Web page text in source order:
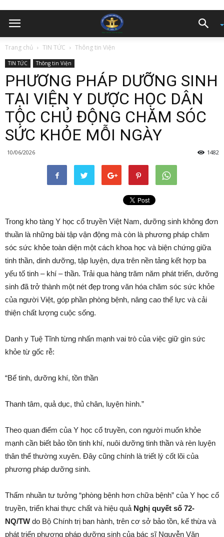
Trang chủ TIN TỨC Thông tin Viện
TIN TỨC Thông tin Viện
PHƯƠNG PHÁP DƯỠNG SINH
TẠI VIỆN Y DƯỢC HỌC DÂN
TỘC CHỦ ĐỘNG CHĂM SÓC
SỨC KHỎE MỖI NGÀY
10/06/2026 1482
Trong kho tàng Y học cổ truyền Việt Nam, dưỡng sinh không đơn
thuần là những bài tập vận động mà còn là phương pháp chăm
sóc sức khỏe toàn diện một cách khoa học và biện chứng giữa
tinh thần, dinh dưỡng, tập luyện, dựa trên nền tảng kết hợp ba
yếu tố tinh – khí – thần. Trải qua hàng trăm năm phát triển, dưỡng
sinh đã trở thành một nét đẹp trong văn hóa chăm sóc sức khỏe
của người Việt, góp phần phòng bệnh, nâng cao thể lực và cải
thiện chất lượng cuộc sống.
Danh y Tuệ Tĩnh từng nhấn mạnh vai trò của việc giữ gìn sức
khỏe từ gốc rễ:
“Bế tinh, dưỡng khí, tồn thần
Thanh tâm, quả dục, thủ chân, luyện hình.”
Theo quan điểm của Y học cổ truyền, con người muốn khỏe
mạnh cần biết bảo tồn tinh khí, nuôi dưỡng tinh thần và rèn luyện
thân thể thường xuyên. Đây cũng chính là triết lý cốt lõi của
phương pháp dưỡng sinh.
Thấm nhuần tư tưởng “phòng bệnh hơn chữa bệnh” của Y học cổ
truyền, triển khai thực chất và hiệu quả Nghị quyết số 72-
NQ/TW do Bộ Chính trị ban hành, trên cơ sở bảo tồn, kế thừa và
phát triển phương pháp dưỡng sinh của bác sĩ Nguyễn Văn